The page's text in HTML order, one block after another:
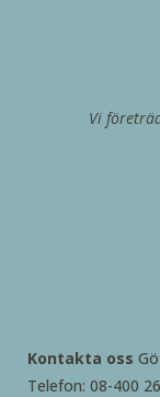
Vi
Kontakta oss
Telefon: 08-400